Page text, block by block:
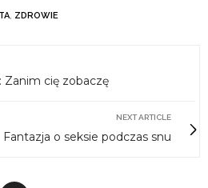
, ZDROWIE
Zanim cię zobaczę
NEXT ARTICLE
Fantazja o seksie podczas snu